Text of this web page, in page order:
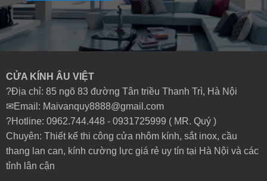
CỬA KÍNH ÂU VIỆT
?Địa chỉ: 85 ngõ 83 đường Tân triều Thanh Trì, Hà Nội
✉Email: Maivanquy8888@gmail.com
?Hotline: 0962.744.448 - 0931725999 ( MR. Quý )
Chuyên: Thiết kế thi công cửa nhôm kính, sắt inox, cầu
thang lan can, kính cường lực giá rẻ uy tín tại Hà Nội và các
tỉnh lân cận